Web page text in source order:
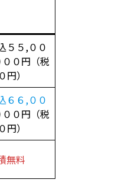
５５,００
０円（税
）
６６,００
０円（税
）
無料